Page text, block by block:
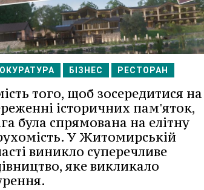
БІЗНЕС РЕСТОРАН
того, щоб зосередитися на
історичних пам'яток,
була спрямована на елітну
У Житомирській
виникло суперечливе
яке викликало